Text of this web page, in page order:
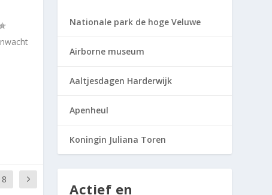
8
Nationale park de hoge Veluwe
Airborne museum
Aaltjesdagen Harderwijk
Apenheul
Koningin Juliana Toren
Actief en